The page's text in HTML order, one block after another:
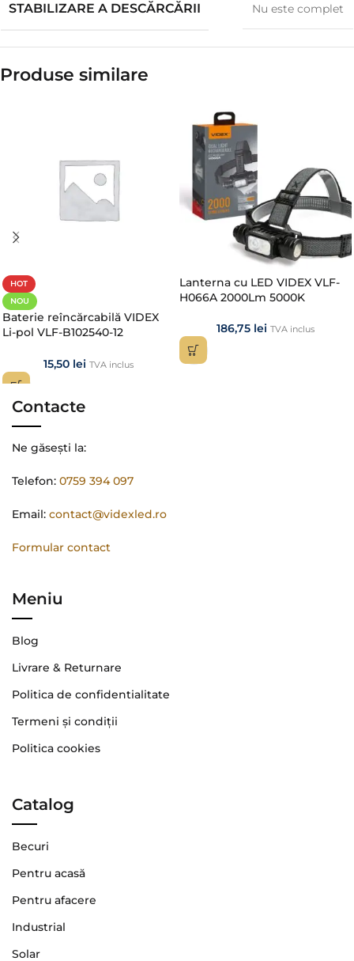
STABILIZARE A DESCĂRCĂRII Nu este complet
Produse similare​
HOT
NOU
Baterie reîncărcabilă VIDEX
Li-pol VLF-B102540-12
Original15,50 lei TVA inclus
Lanterna cu LED VIDEX VLF-
H066A 2000Lm 5000K
186,75 lei TVA inclus
Contacte
Ne găsești la:
Telefon: 0759 394 097
Email: contact@videxled.ro
Formular contact
Meniu
Blog
Livrare & Returnare
Politica de confidentialitate
Termeni şi condiţii
Politica cookies
Catalog
Becuri
Pentru acasă
Pentru afacere
Industrial
Solar